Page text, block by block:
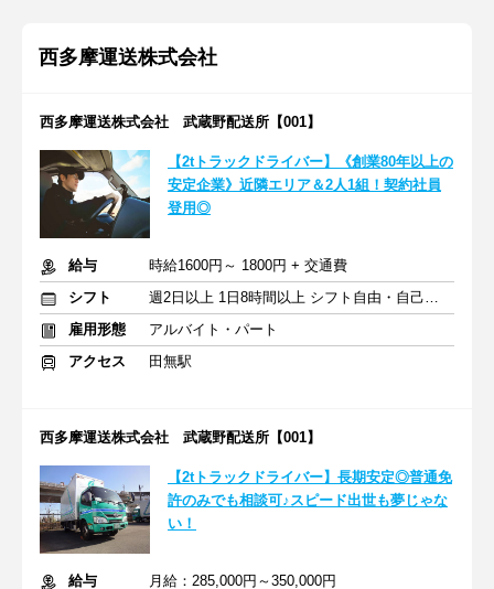
西多摩運送株式会社
西多摩運送株式会社 武蔵野配送所【001】
【2tトラックドライバー】《創業80年以上の
安定企業》近隣エリア＆2人1組！契約社員
登用◎
給与
時給1600円～ 1800円 + 交通費
シフト
週2日以上 1日8時間以上 シフト自由・自己申告
雇用形態
アルバイト・パート
アクセス
田無駅
西多摩運送株式会社 武蔵野配送所【001】
【2tトラックドライバー】長期安定◎普通免
許のみでも相談可♪スピード出世も夢じゃな
い！
給与 月給：285,000円～350,000円